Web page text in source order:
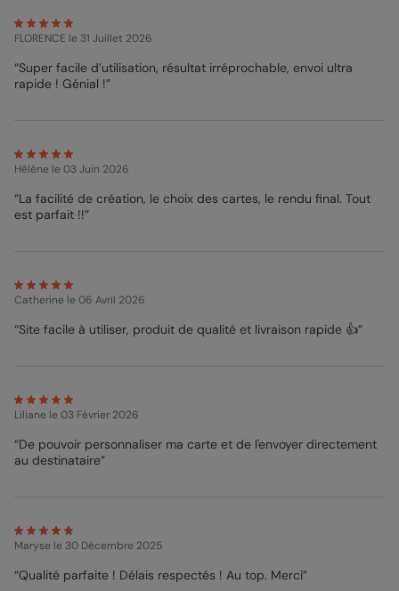
FLORENCE le 31 Juillet 2026
“Super facile d’utilisation, résultat irréprochable, envoi ultra
rapide ! Génial !”
Hélène le 03 Juin 2026
“La facilité de création, le choix des cartes, le rendu final. Tout
est parfait !!”
Catherine le 06 Avril 2026
“Site facile à utiliser, produit de qualité et livraison rapide 👍”
Liliane le 03 Février 2026
“De pouvoir personnaliser ma carte et de l'envoyer directement
au destinataire”
Maryse le 30 Décembre 2025
“Qualité parfaite ! Délais respectés ! Au top. Merci”